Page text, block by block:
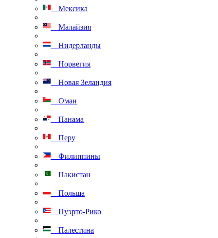
Мексика
Малайзия
Нидерланды
Норвегия
Новая Зеландия
Оман
Панама
Перу
Филиппины
Пакистан
Польша
Пуэрто-Рико
Палестина